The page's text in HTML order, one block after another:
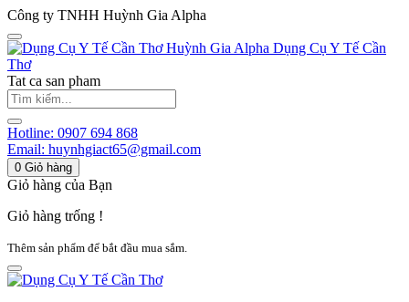
Công ty TNHH Huỳnh Gia Alpha
Huỳnh Gia Alpha Dụng Cụ Y Tế Cần
Thơ
Tat ca san pham
Hotline: 0907 694 868
Email: huynhgiact65@gmail.com
0 Giỏ hàng
Giỏ hàng của Bạn
Giỏ hàng trống !
Thêm sản phẩm để bắt đầu mua sắm.